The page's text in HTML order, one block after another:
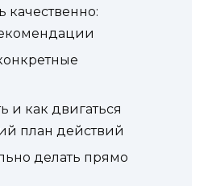
качественно:
и как двигаться
план действий
делать прямо